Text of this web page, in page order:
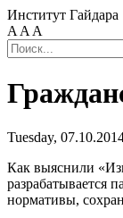
Институт Гайдара
A A A
Tuesday,
Как выяснили
разрабатывается
нормативы,